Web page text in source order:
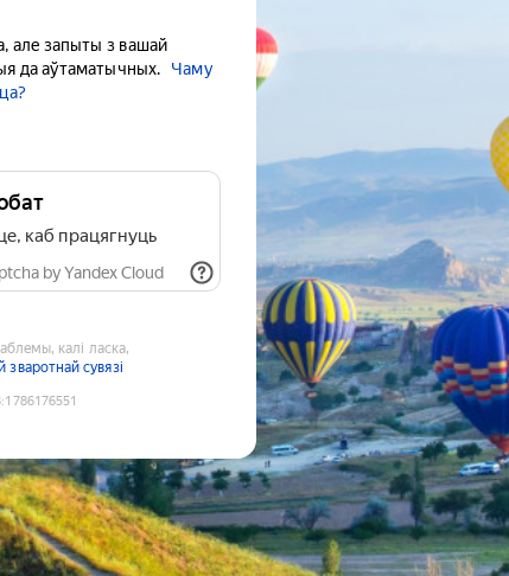
але запыты з вашай
да аўтаматычных.
Чаму
каб працягнуць
by Yandex Cloud
калі ласка,
сувязі
:1786176551